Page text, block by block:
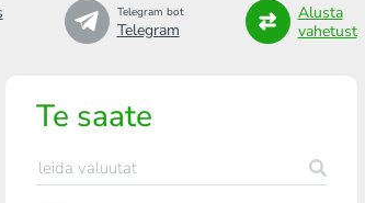
Telegram bot
Telegram
Alusta
vahetust
Te saate